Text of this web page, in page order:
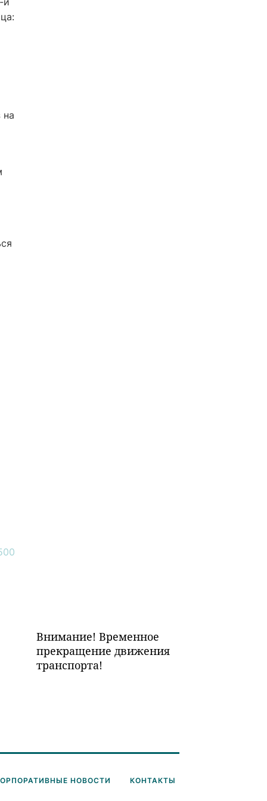
на
Внимание! Временное
прекращение движения
транспорта!
НОВОСТИ КОНТАКТЫ